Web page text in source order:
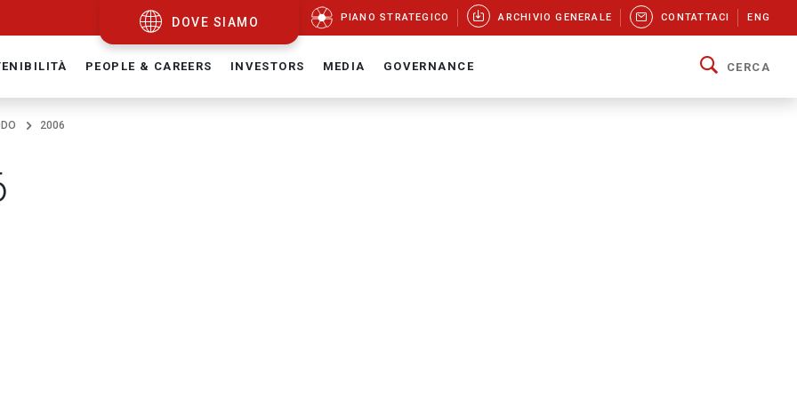
DOVE SIAMO PIANO STRATEGICO ARCHIVIO GENERALE CONTATTACI ENG
PEOPLE & CAREERS INVESTORS MEDIA GOVERNANCE CERCA
2006